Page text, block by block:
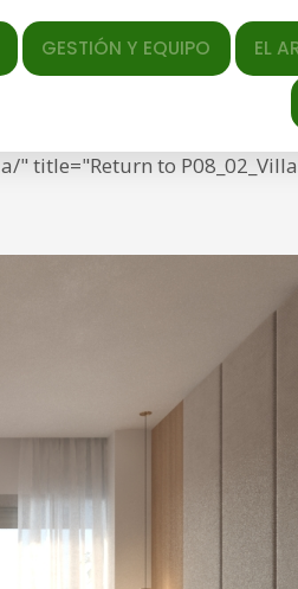
Y EQUIPO EL ARQUITECTO
LA
class="entry-date"
wp-content/uploads/
title="Return to